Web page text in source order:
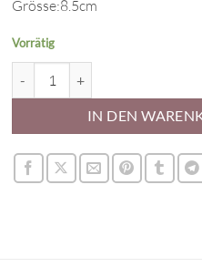
Grösse:8.5cm
Vorrätig
IN DEN